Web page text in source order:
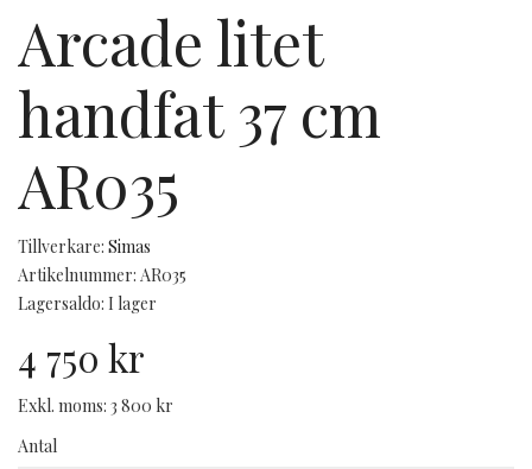
Arcade litet
handfat 37 cm
AR035
Tillverkare: Simas
Artikelnummer: AR035
Lagersaldo: I lager
4 750 kr
Exkl. moms: 3 800 kr
Antal